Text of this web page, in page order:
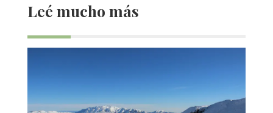
Leé mucho más